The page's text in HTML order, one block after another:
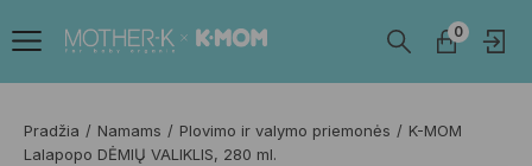
0
Pradžia Namams Plovimo ir valymo priemonės
K-MOM
Lalapopo DĖMIŲ VALIKLIS, 280 ml.